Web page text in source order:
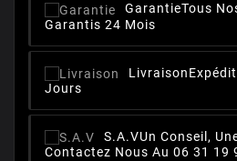
GarantieTous
Garantis 24 Mois
Livraison
Jours
S.A.VUn Conseil,
Contactez Nous Au 06 31 19